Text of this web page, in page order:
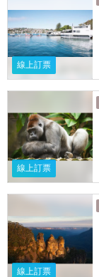
線上訂票
線上訂票
線上訂票